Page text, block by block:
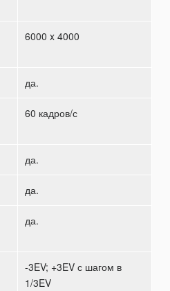
6000 x 4000
да.
60 кадров/с
да.
да.
да.
-3EV; +3EV с шагом в
1/3EV